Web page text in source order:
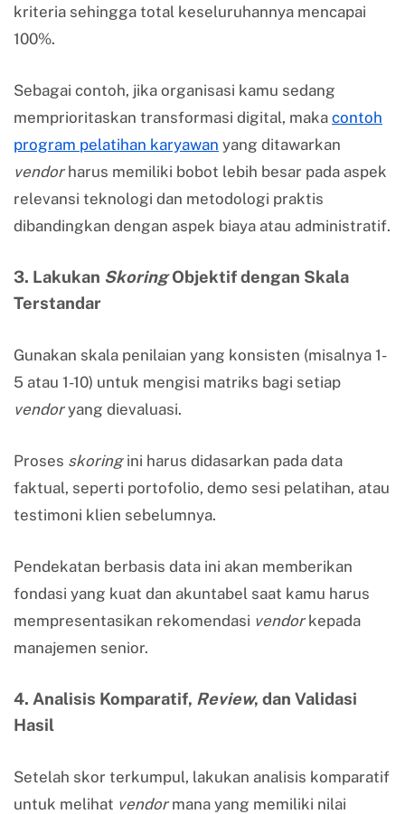
kriteria sehingga total keseluruhannya mencapai
100%.
Sebagai contoh, jika organisasi kamu sedang
memprioritaskan transformasi digital, maka contoh
program pelatihan karyawan yang ditawarkan
vendorharus memiliki bobot lebih besar pada aspek
relevansi teknologi dan metodologi praktis
dibandingkan dengan aspek biaya atau administratif.
3. Lakukan SkoringObjektif dengan Skala
Terstandar
Gunakan skala penilaian yang konsisten (misalnya 1-
5 atau 1-10) untuk mengisi matriks bagi setiap
vendoryang dievaluasi.
Proses skoringini harus didasarkan pada data
faktual, seperti portofolio, demo sesi pelatihan, atau
testimoni klien sebelumnya.
Pendekatan berbasis data ini akan memberikan
fondasi yang kuat dan akuntabel saat kamu harus
mempresentasikan rekomendasi vendorkepada
manajemen senior.
4. Analisis Komparatif, Review, dan Validasi
Hasil
Setelah skor terkumpul, lakukan analisis komparatif
untuk melihat vendormana yang memiliki nilai